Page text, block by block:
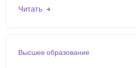
Читать
Высшее образование